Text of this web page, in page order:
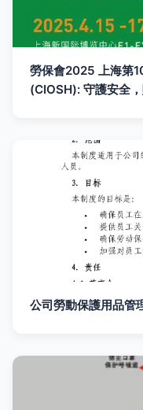
勞保會2025 上海第
(CIOSH): 守護安全
公司勞動保護用品管